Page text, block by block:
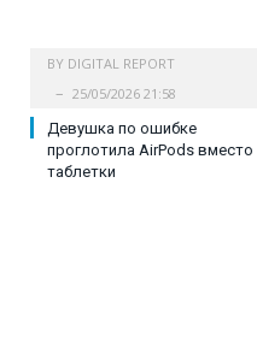
BY DIGITAL REPORT
25/05/2026 21:58
Девушка по ошибке
проглотила AirPods вместо
таблетки